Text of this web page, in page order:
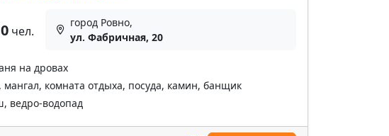
чел.
город Ровно,
ул. Фабричная, 20
на дровах
мангал, комната отдыха, посуда, камин, банщик
ведро-водопад